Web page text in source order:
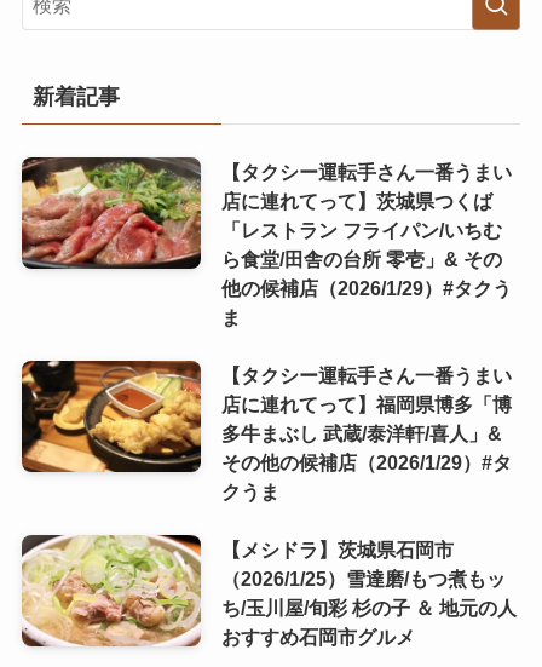
新着記事
【タクシー運転手さん一番うまい
店に連れてって】茨城県つくば
「レストラン フライパン/いちむ
ら食堂/田舎の台所 零壱」& その
他の候補店（2026/1/29）#タクう
ま
【タクシー運転手さん一番うまい
店に連れてって】福岡県博多「博
多牛まぶし 武蔵/泰洋軒/喜人」&
その他の候補店（2026/1/29）#タ
クうま
【メシドラ】茨城県石岡市
（2026/1/25）雪達磨/もつ煮もッ
ち/玉川屋/旬彩 杉の子 ＆ 地元の人
おすすめ石岡市グルメ